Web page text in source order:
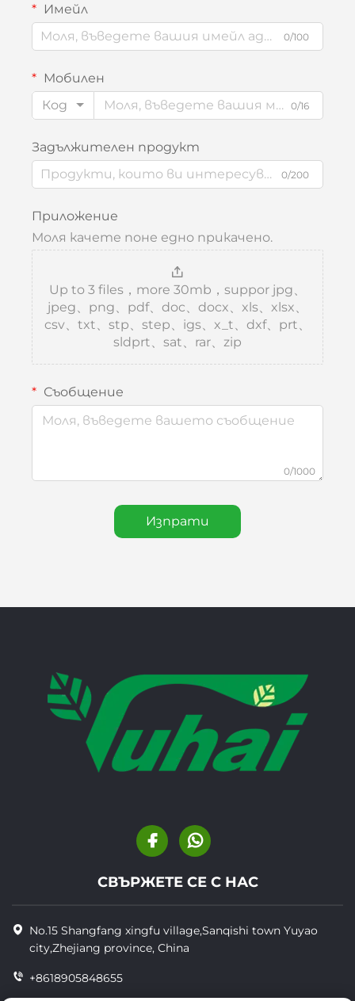
Имейл
0/100
Мобилен
Код
0/16
Задължителен продукт
0/200
Приложение
Моля качете поне едно прикачено.
Up to 3 files，more 30mb，suppor jpg、
jpeg、png、pdf、doc、docx、xls、xlsx、
csv、txt、stp、step、igs、x_t、dxf、prt、
sldprt、sat、rar、zip
Съобщение
0/1000
Изпрати
СВЪРЖЕТЕ СЕ С НАС
No.15 Shangfang xingfu village,Sanqishi town Yuyao
city,Zhejiang province, China
+8618905848655